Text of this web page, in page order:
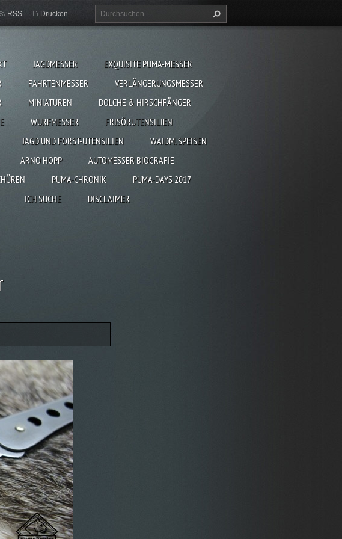
JAGDMESSER
EXQUISITE PUMA-MESSER
FAHRTENMESSER
VERLÄNGERUNGSMESSER
MINIATUREN
DOLCHE & HIRSCHFÄNGER
WURFMESSER
FRISÖRUTENSILIEN
JAGD UND FORST-UTENSILIEN
WAIDM. SPEISEN
ARNO HOPP
AUTOMESSER BIOGRAFIE
PUMA-CHRONIK
PUMA-DAYS 2017
ICH SUCHE DISCLAIMER
RSS Drucken